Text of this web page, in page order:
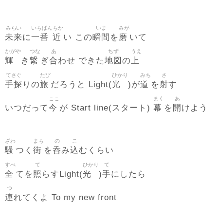
未来
みらい
に一番
いちばん
近
ちか
い この瞬間
いま
を磨
みが
いて
輝
かがや
き 繋
つな
ぎ合
あ
わせ できた地図
ちず
の上
うえ
手探
てさぐ
りの旅
たび
だろうと Light(光
ひかり
)が道
みち
を射
さ
す
いつだって今
ここ
が Start line(スタート) 幕
まく
を 開
あ
けよう
騒
ざわ
つく 街
まち
を呑
の
み込
こ
むくらい
全
すべ
てを照
て
らすLight(光
ひかり
)手
て
にしたら
連
つ
れてくよ To my new front